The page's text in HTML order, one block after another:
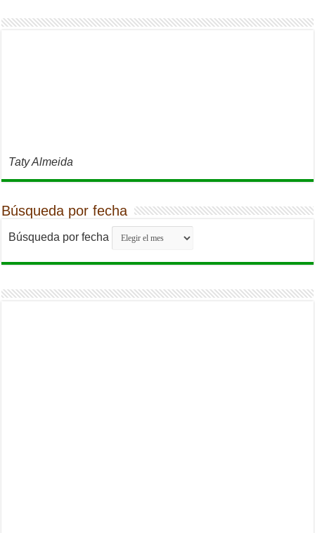
Taty Almeida
Búsqueda por fecha
Búsqueda por fecha